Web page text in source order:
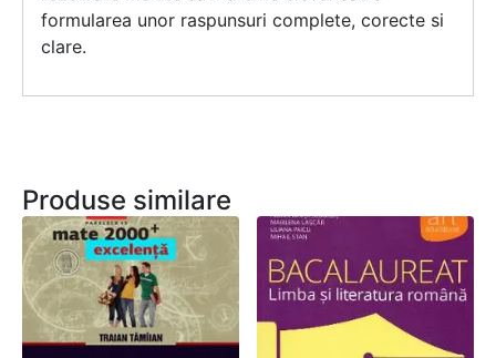
formularea unor raspunsuri complete, corecte si
clare.
Produse similare